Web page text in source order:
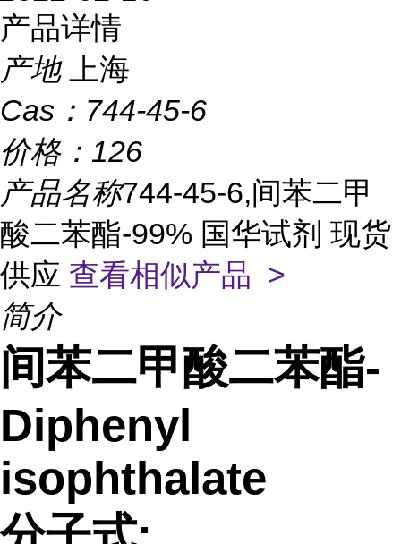
产品详情
产地
上海
Cas： 744-45-6
价格： 126
产品名称744-45-6,间苯二甲
酸二苯酯-99% 国华试剂 现货
供应 查看相似产品 >
简介
间苯二甲酸二苯酯-
Diphenyl
isophthalate